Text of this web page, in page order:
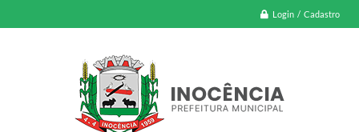
Login / Cadastro